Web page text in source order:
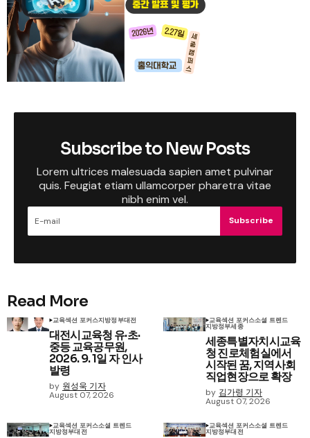
Subscribe to New Posts
Lorem ultrices malesuada sapien amet pulvinar
quis. Feugiat etiam ullamcorper pharetra vitae
nibh enim vel.
Subscribe
Read More
교육섹션 포커스지방정부대전
대전시교육청 유·초·
중등 교육공무원,
2026. 9. 1일 자 인사
발령
by 원성욱 기자
August 07, 2026
교육섹션 포커스소셜 트렌드
지방정부세종
세종특별자치시교육
청 진로체험실에서
시작된 꿈, 지역사회
직업현장으로 확장
by 김가령 기자
August 07, 2026
교육섹션 포커스소셜 트렌드
지방정부대전
교육섹션 포커스소셜 트렌드
지방정부대전